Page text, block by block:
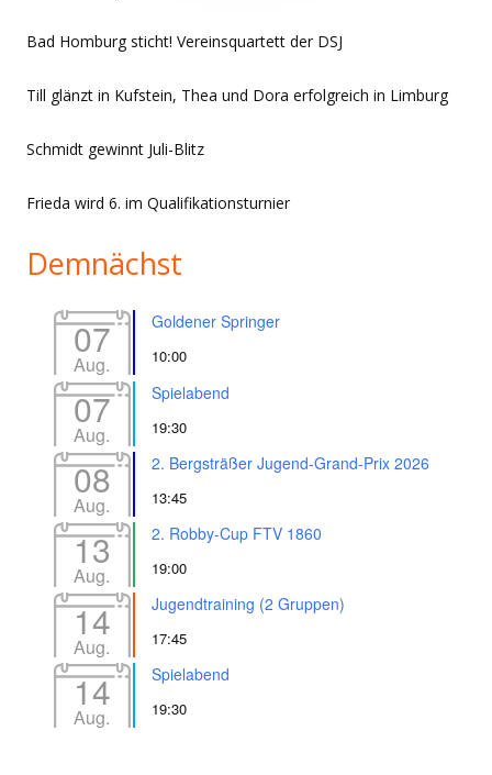
Bad Homburg sticht! Vereinsquartett der DSJ
Till glänzt in Kufstein, Thea und Dora erfolgreich in Limburg
Schmidt gewinnt Juli-Blitz
Frieda wird 6. im Qualifikationsturnier
Demnächst
07
Aug.
Goldener Springer
10:00
07
Aug.
Spielabend
19:30
08
Aug.
2. Bergsträßer Jugend-Grand-Prix 2026
13:45
13
Aug.
2. Robby-Cup FTV 1860
19:00
14
Aug.
Jugendtraining (2 Gruppen)
17:45
14
Aug.
Spielabend
19:30